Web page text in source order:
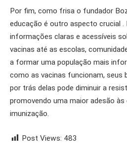
Por fim, como frisa o fundador
educação é outro aspecto crucial .
informações claras e acessíveis
vacinas até as escolas,
a formar uma população mais
como as vacinas funcionam, seus
por trás delas pode diminuir a
promovendo uma maior adesão às
imunização.
Post Views: 483